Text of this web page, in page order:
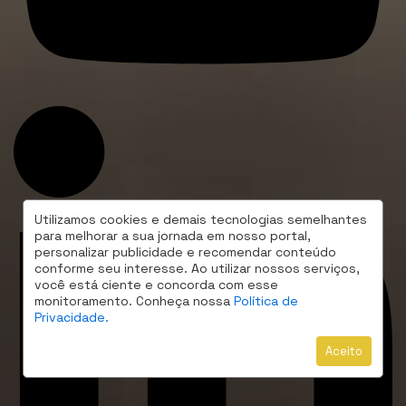
Utilizamos cookies e demais tecnologias semelhantes
para melhorar a sua jornada em nosso portal,
personalizar publicidade e recomendar conteúdo
conforme seu interesse. Ao utilizar nossos serviços,
você está ciente e concorda com esse
monitoramento. Conheça nossa Política de
Privacidade.
Aceito